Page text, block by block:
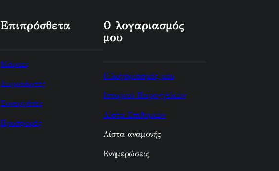
Επιπρόσθετα
Μάρκες
Δωροκάρτες
Συνεργάτες
Προσφορές
Ο λογαριασμός
μου
Ο λογαριασμός μου
Ιστορικό Παραγγελιών
Λίστα Επιθυμιών
Λίστα αναμονής
Ενημερώσεις